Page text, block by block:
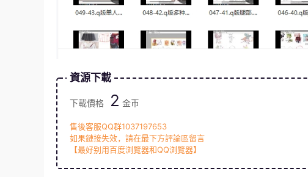
資源下載
下載價格 2 金币
售後客服QQ群1037197653
如果鏈接失效，請在最下方評論區留言
【最好别用百度浏覽器和QQ浏覽器】